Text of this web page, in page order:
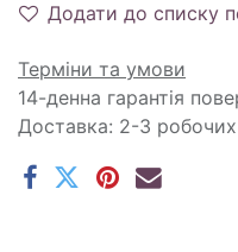
Додати до списку
Терміни та умови
14-денна гарантія
Доставка: 2-3 робочих